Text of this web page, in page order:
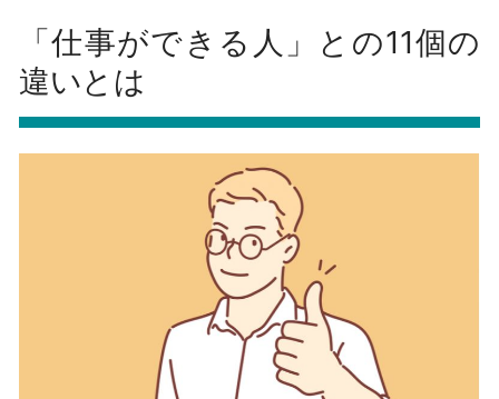
「仕事ができる人」との11個の
違いとは